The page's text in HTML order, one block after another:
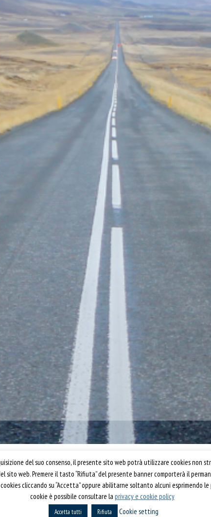
Confartigianato Trasporti
Via S. Giovanni in Laterano, 152 | 00184 Roma
T: 06 70374.275
trasporti@confartigianato.it
confartigianatotrasporti@pec.it
del suo consenso, il presente sito web potrà utilizzare cookies non
web. Premere il tasto “Rifiuta” del presente banner comporterà il
cliccando su “Accetta” oppure abilitarne soltanto alcuni esprimendo
cookie è possibile consultare la privacy e cookie policy
Accetta tutti Rifiuta Cookie setting